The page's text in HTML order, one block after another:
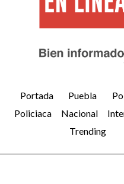
Portada Puebla
Policiaca
Nacional
Trending